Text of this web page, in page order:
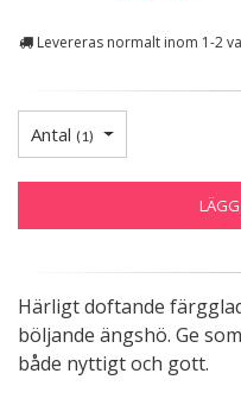
Levereras normalt inom 1-2
Antal (1)
Härligt doftande
böljande ängshö. Ge
både nyttigt och gott.